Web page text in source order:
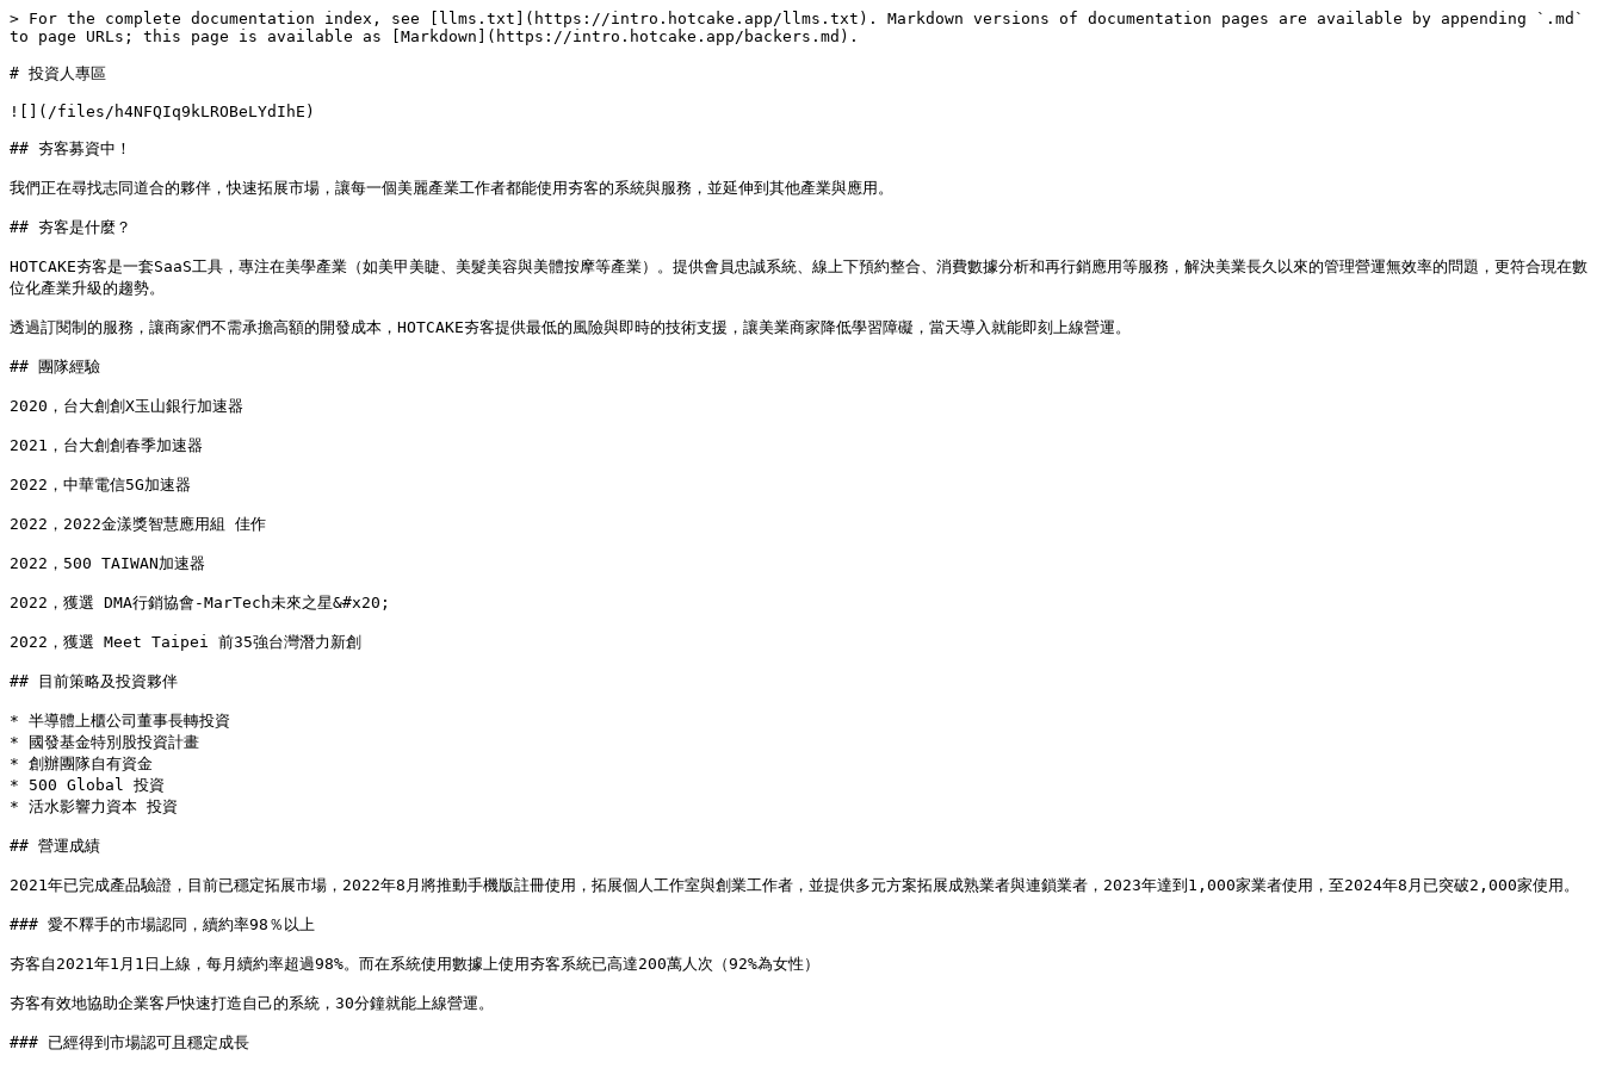
> For the complete documentation index, see [llms.txt](https://intro.hotcake.app/llms.txt). Markdown versions of documentation pages are available by appending `.md`
to page URLs; this page is available as [Markdown](https://intro.hotcake.app/backers.md).
# 投資人專區
![](/files/h4NFQIq9kLROBeLYdIhE)
## 夯客募資中！
我們正在尋找志同道合的夥伴，快速拓展市場，讓每一個美麗產業工作者都能使用夯客的系統與服務，並延伸到其他產業與應用。
## 夯客是什麼？
HOTCAKE夯客是一套SaaS工具，專注在美學產業（如美甲美睫、美髮美容與美體按摩等產業）。提供會員忠誠系統、線上下預約整合、消費數據分析和再行銷應用等服務，解決美業長久以來的管理營運無效率的問題，更符合現在數
位化產業升級的趨勢。
透過訂閱制的服務，讓商家們不需承擔高額的開發成本，HOTCAKE夯客提供最低的風險與即時的技術支援，讓美業商家降低學習障礙，當天導入就能即刻上線營運。
## 團隊經驗
2020，台大創創X玉山銀行加速器
2021，台大創創春季加速器
2022，中華電信5G加速器
2022，2022金漾獎智慧應用組 佳作
2022，500 TAIWAN加速器
2022，獲選 DMA行銷協會-MarTech未來之星&#x20;
2022，獲選 Meet Taipei 前35強台灣潛力新創
## 目前策略及投資夥伴
* 半導體上櫃公司董事長轉投資
* 國發基金特別股投資計畫
* 創辦團隊自有資金
* 500 Global 投資
* 活水影響力資本 投資
## 營運成績
2021年已完成產品驗證，目前已穩定拓展市場，2022年8月將推動手機版註冊使用，拓展個人工作室與創業工作者，並提供多元方案拓展成熟業者與連鎖業者，2023年達到1,000家業者使用，至2024年8月已突破2,000家使用。
### 愛不釋手的市場認同，續約率98％以上
夯客自2021年1月1日上線，每月續約率超過98%。而在系統使用數據上使用夯客系統已高達200萬人次（92%為女性）
夯客有效地協助企業客戶快速打造自己的系統，30分鐘就能上線營運。
### 已經得到市場認可且穩定成長